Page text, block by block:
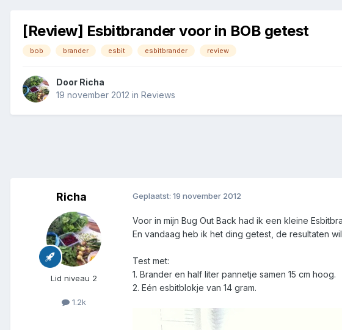
[Review] Esbitbrander voor in BOB getest
bob brander esbit esbitbrander review
Door Richa
19 november 2012 in Reviews
Richa
Lid niveau 2
1.2k
Geplaatst: 19 november 2012
Voor in mijn Bug Out Back had ik een kleine
En vandaag heb ik het ding getest, de resultaten
Test met:
1. Brander en half liter pannetje samen 15 cm hoog.
2. Eén esbitblokje van 14 gram.